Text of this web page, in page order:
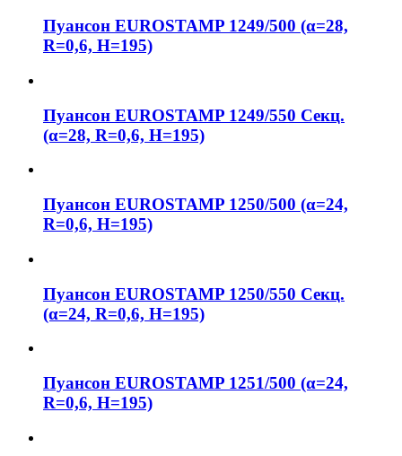
Пуансон EUROSTAMP 1249/500 (α=28,
R=0,6, H=195)
Пуансон EUROSTAMP 1249/550 Секц.
(α=28, R=0,6, H=195)
Пуансон EUROSTAMP 1250/500 (α=24,
R=0,6, H=195)
Пуансон EUROSTAMP 1250/550 Секц.
(α=24, R=0,6, H=195)
Пуансон EUROSTAMP 1251/500 (α=24,
R=0,6, H=195)